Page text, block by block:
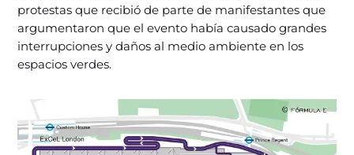
protestas que recibió de parte de manifestantes que
argumentaron que el evento había causado grandes
interrupciones y daños al medio ambiente en los
espacios verdes.